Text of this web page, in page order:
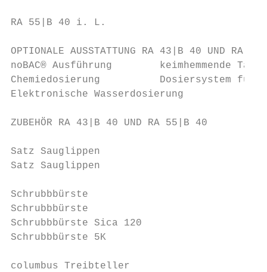
RA 55|B 40 i. L.                         mit
OPTIONALE AUSSTATTUNG RA
noBAC® Ausführung
Chemiedosierung
Elektronische
ZUBEHÖR RA 43|B 40 UND RA
Satz Sauglippen
Satz Sauglippen
Schrubbbürste
Schrubbbürste
Schrubbbürste Sica 120
Schrubbbürste 5K
columbus Treibteller